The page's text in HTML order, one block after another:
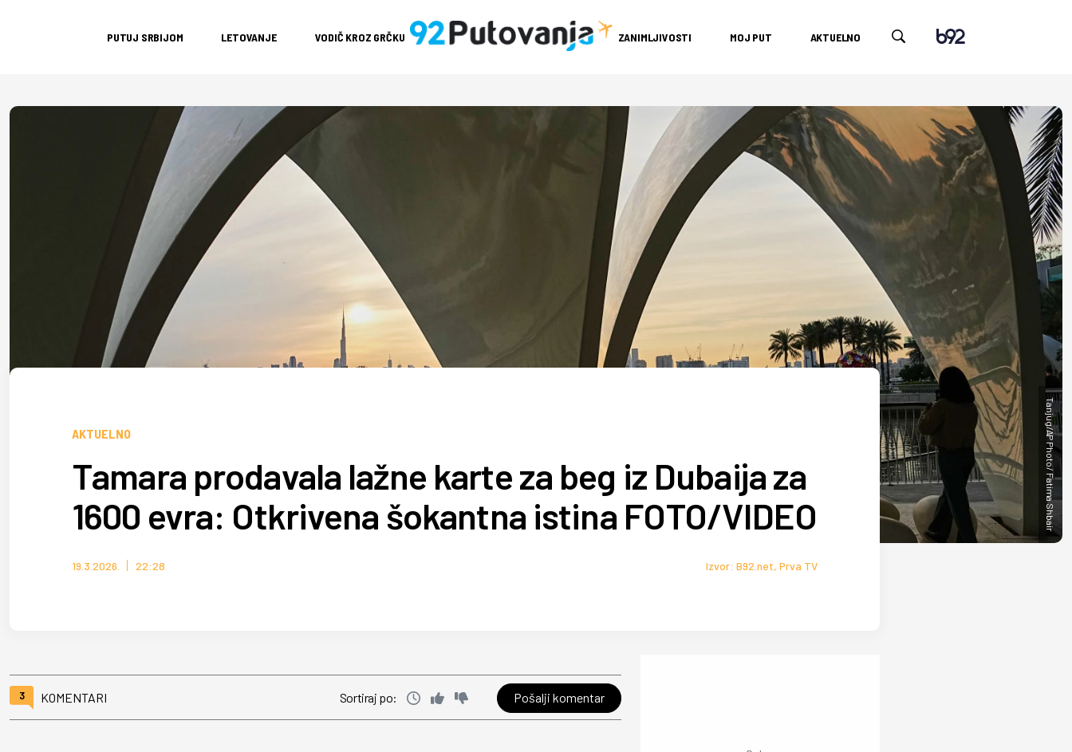
PUTUJ SRBIJOM LETOVANJE VODIČ KROZ GRČKU ZANIMLJIVOSTI MOJ PUT AKTUELNO
Tanjug/AP Photo/ Fatima Shbair
AKTUELNO
Tamara prodavala lažne karte za beg iz Dubaija za
1600 evra: Otkrivena šokantna istina FOTO/VIDEO
19.3.2026. 22:28 Izvor: B92.net, Prva TV
3 KOMENTARI Sortiraj po: Pošalji komentar